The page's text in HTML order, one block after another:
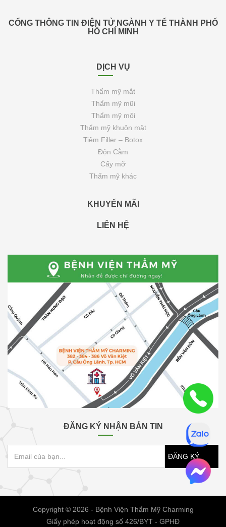
CỔNG THÔNG TIN ĐIỆN TỬ NGÀNH Y TẾ THÀNH PHỐ
HỒ CHÍ MINH
DỊCH VỤ
Thẩm mỹ mắt
Thẩm mỹ mũi
Thẩm mỹ môi
Thẩm mỹ khuôn mặt
Tiêm Filler – Botox
Độn Cằm
Cấy mỡ
Thẩm mỹ khác
KHUYẾN MÃI
LIÊN HỆ
ĐĂNG KÝ NHẬN BẢN TIN
ĐĂNG KÝ
Copyright © 2026 - Bệnh Viện Thẩm Mỹ Charming
Giấy phép hoạt động số 426/BYT - GPHĐ